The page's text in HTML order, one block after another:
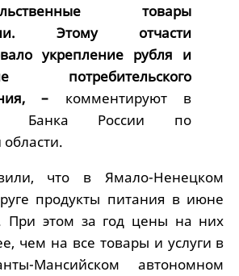
товары
Этому отчасти
укрепление рубля и
потребительского
– комментируют в
Банка России по
что в Ямало-Ненецком
продукты питания в июне
При этом за год цены на них
чем на все товары и услуги в
Мансийском автономном